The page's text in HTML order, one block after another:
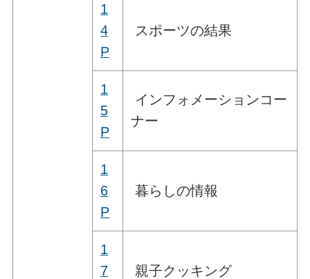
1
4
P
スポーツの結果
1
5
P
インフォメーションコー
ナー
1
6
P
暮らしの情報
1
7
親子クッキング